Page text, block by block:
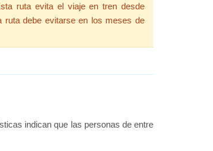
ruta evita el viaje en tren desde
ruta debe evitarse en los meses de
indican que las personas de entre